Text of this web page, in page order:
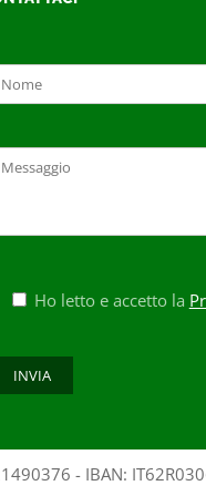
Ho letto e accetto la
- IBAN: